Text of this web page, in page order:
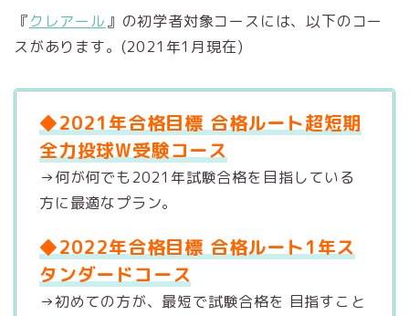
『クレアール』の初学者対象コースには、以下のコー
スがあります。(2021年1月現在)
◆2021年合格目標 合格ルート超短期
全力投球W受験コース
→何が何でも2021年試験合格を目指している
方に最適なプラン。
◆2022年合格目標 合格ルート1年ス
タンダードコース
→初めての方が、最短で試験合格を 目指すこと